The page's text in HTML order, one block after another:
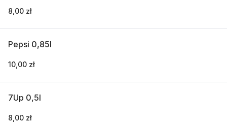
8,00 zł
Pepsi 0,85l
10,00 zł
7Up 0,5l
8,00 zł